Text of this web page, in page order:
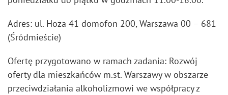
Adres: ul. Hoża 41 domofon 200, Warszawa 00 – 681
(Śródmieście)
Ofertę przygotowano w ramach zadania: Rozwój
oferty dla mieszkańców m.st. Warszawy w obszarze
przeciwdziałania alkoholizmowi we współpracy z